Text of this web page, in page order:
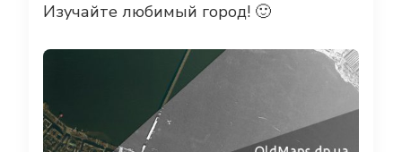
Изучайте любимый город! 🙂